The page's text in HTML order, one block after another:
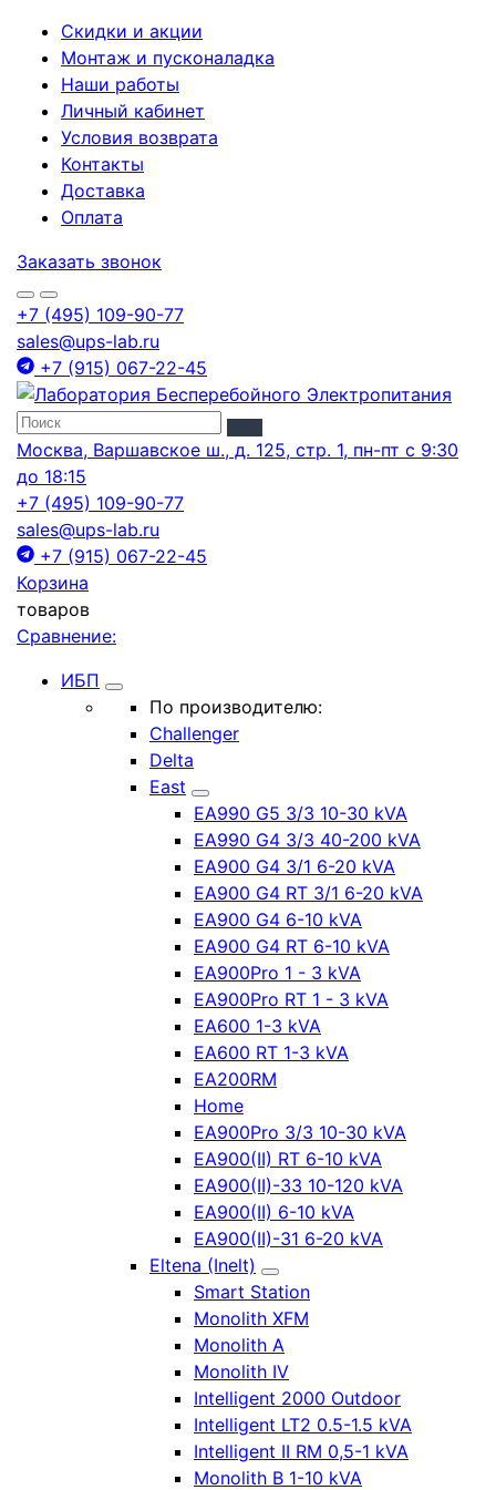
Скидки и акции
Монтаж и пусконаладка
Наши работы
Личный кабинет
Условия возврата
Контакты
Доставка
Оплата
Заказать звонок
+7 (495) 109-90-77
sales@ups-lab.ru
+7 (915) 067-22-45
Москва, Варшавское ш., д. 125, стр. 1, пн-пт с 9:30
до 18:15
+7 (495) 109-90-77
sales@ups-lab.ru
+7 (915) 067-22-45
Корзина
товаров
Сравнение:
ИБП
По производителю:
Challenger
Delta
East
EA990 G5 3/3 10-30 kVA
EA990 G4 3/3 40-200 kVA
EA900 G4 3/1 6-20 kVA
EA900 G4 RT 3/1 6-20 kVA
EA900 G4 6-10 kVA
EA900 G4 RT 6-10 kVA
EA900Pro 1 - 3 kVA
EA900Pro RT 1 - 3 kVA
EA600 1-3 kVA
EA600 RT 1-3 kVA
EA200RM
Home
EA900Pro 3/3 10-30 kVA
EA900(II) RT 6-10 kVA
EA900(II)-33 10-120 kVA
EA900(II) 6-10 kVA
EA900(II)-31 6-20 kVA
Eltena (Inelt)
Smart Station
Monolith XFM
Monolith A
Monolith IV
Intelligent 2000 Outdoor
Intelligent LT2 0.5-1.5 kVA
Intelligent II RM 0,5-1 kVA
Monolith B 1-10 kVA